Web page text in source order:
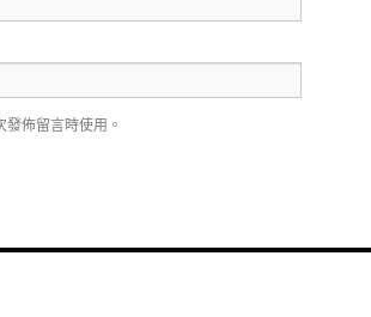
佈留言時使用。